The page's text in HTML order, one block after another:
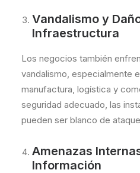
Vandalismo y
Infraestructura
Los negocios también
vandalismo, especialmente
manufactura, logística y
seguridad adecuado, las
pueden ser blanco de
Amenazas
Información